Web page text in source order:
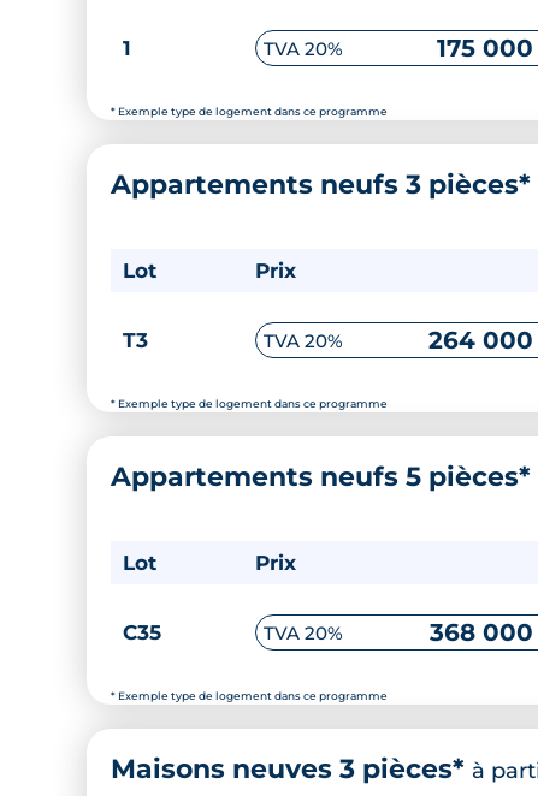
* Exemple type de logement dans ce programme
1 TVA 20% 175
Appartements neufs 3 pièces*
* Exemple type de logement dans ce programme
Lot Prix
T3 TVA 20% 264
Appartements neufs 5 pièces*
* Exemple type de logement dans ce programme
Lot Prix
C35 TVA 20% 368
Maisons neuves 3 pièces* à